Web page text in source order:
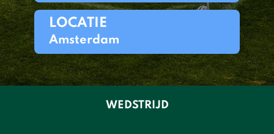
LOCATIE
Amsterdam
WEDSTRIJD